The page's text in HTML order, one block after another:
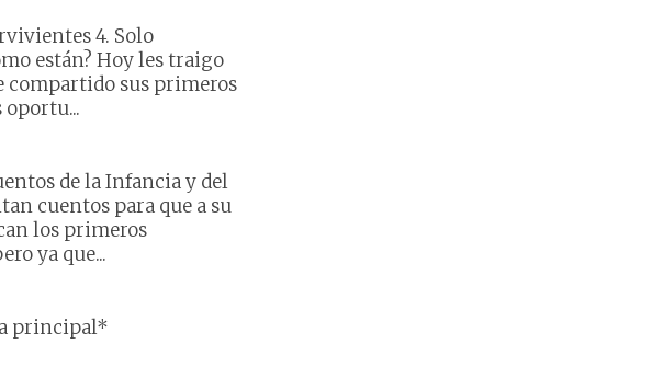
4. Solo
están? Hoy les traigo
compartido sus primeros
oportu...
de la Infancia y del
cuentos para que a su
los primeros
ya que...
principal*